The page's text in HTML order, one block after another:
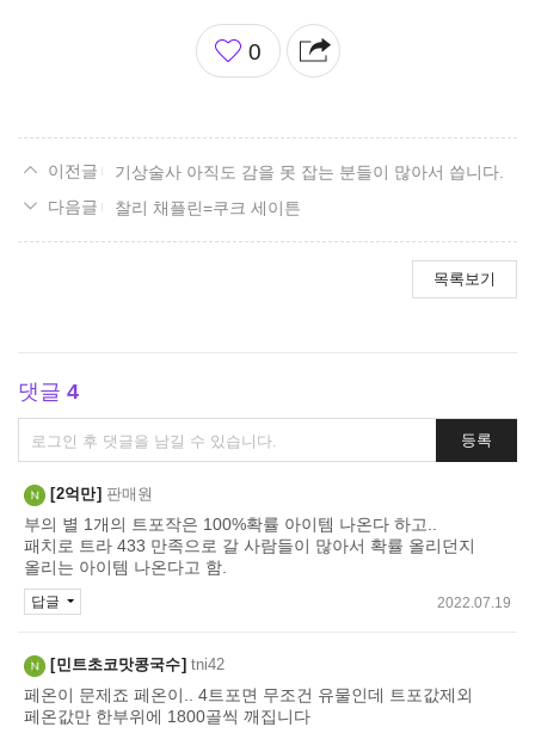
좋
아
0
기상술사 아직도 감을 못 잡는 분들이 많아서 씁니다.
찰리 채플린=쿠크 세이튼
목록보기
댓글 4
댓
글
쓰
기
등록
2억만 판매원
부의 별 1개의 트포작은 100%확률 아이템 나온다 하고..
패치로 트라 433 만족으로 갈 사람들이 많아서 확률 올리던지
올리는 아이템 나온다고 함.
2022.07.19
답글
민트초코맛콩국수 tni42
페온이 문제죠 페온이.. 4트포면 무조건 유물인데 트포값제외
페온값만 한부위에 1800골씩 깨집니다